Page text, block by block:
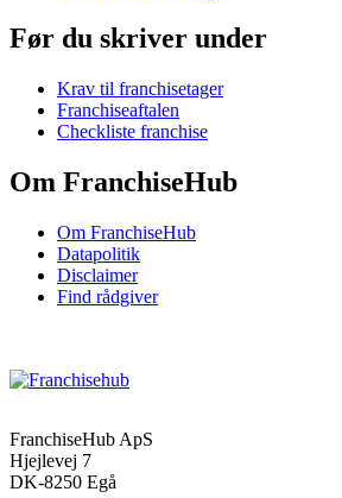
Før du skriver under
Krav til franchisetager
Franchiseaftalen
Checkliste franchise
Om FranchiseHub
Om FranchiseHub
Datapolitik
Disclaimer
Find rådgiver
FranchiseHub ApS
Hjejlevej 7
DK-8250 Egå